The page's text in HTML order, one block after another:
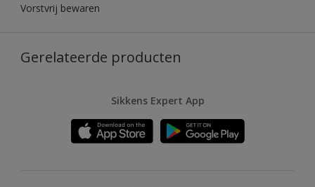
Vorstvrij bewaren
Gerelateerde producten
Sikkens Expert App